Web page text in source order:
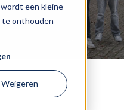
wordt een kleine
te onthouden
Weigeren